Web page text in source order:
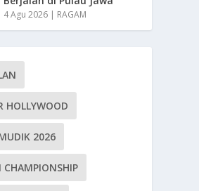
4 Agu 2026 | RAGAM
HOLLYWOOD
2026
CHAMPIONSHIP